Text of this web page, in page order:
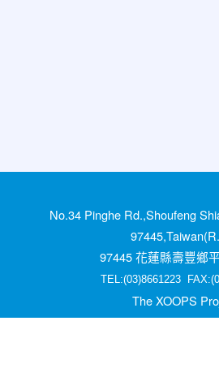
No.34 Pinghe Rd.,Shoufeng
97445 花蓮縣壽豐鄉
TEL:(03)8661223
The XOOPS